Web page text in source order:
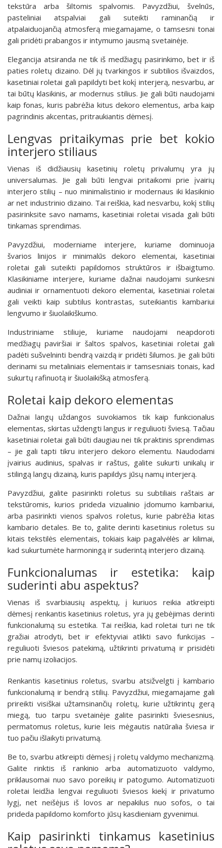
tekstūra arba šiltomis spalvomis. Pavyzdžiui, švelnūs,
pasteliniai atspalviai gali suteikti raminančią ir
atpalaiduojančią atmosferą miegamajame, o tamsesni tonai
gali pridėti prabangos ir intymumo jausmą svetainėje.
Elegancija atsiranda ne tik iš medžiagų pasirinkimo, bet ir iš
paties roletų dizaino. Dėl jų tvarkingos ir subtilios išvaizdos,
kasetiniai roletai gali papildyti bet kokį interjerą, nesvarbu, ar
tai būtų klasikinis, ar modernus stilius. Jie gali būti naudojami
kaip fonas, kuris pabrėžia kitus dekoro elementus, arba kaip
pagrindinis akcentas, pritraukiantis dėmesį.
Lengvas pritaikymas prie bet kokio
interjero stiliaus
Vienas iš didžiausių kasetinių roletų privalumų yra jų
universalumas. Jie gali būti lengvai pritaikomi prie įvairių
interjero stilių – nuo minimalistinio ir modernaus iki klasikinio
ar net industrinio dizaino. Tai reiškia, kad nesvarbu, kokį stilių
pasirinksite savo namams, kasetiniai roletai visada gali būti
tinkamas sprendimas.
Pavyzdžiui, moderniame interjere, kuriame dominuoja
švarios linijos ir minimalūs dekoro elementai, kasetiniai
roletai gali suteikti papildomos struktūros ir išbaigtumo.
Klasikiniame interjere, kuriame dažnai naudojami sunkesni
audiniai ir ornamentuoti dekoro elementai, kasetiniai roletai
gali veikti kaip subtilus kontrastas, suteikiantis kambariui
lengvumo ir šiuolaikiškumo.
Industriniame stiliuje, kuriame naudojami neapdoroti
medžiagų paviršiai ir šaltos spalvos, kasetiniai roletai gali
padėti sušvelninti bendrą vaizdą ir pridėti šilumos. Jie gali būti
derinami su metaliniais elementais ir tamsesniais tonais, kad
sukurtų rafinuotą ir šiuolaikišką atmosferą.
Roletai kaip dekoro elementas
Dažnai langų uždangos suvokiamos tik kaip funkcionalus
elementas, skirtas uždengti langus ir reguliuoti šviesą. Tačiau
kasetiniai roletai gali būti daugiau nei tik praktinis sprendimas
– jie gali tapti tikru interjero dekoro elementu. Naudodami
įvairius audinius, spalvas ir raštus, galite sukurti unikalų ir
stilingą langų dizainą, kuris papildys jūsų namų interjerą.
Pavyzdžiui, galite pasirinkti roletus su subtiliais raštais ar
tekstūromis, kurios prideda vizualinio įdomumo kambariui,
arba pasirinkti vienos spalvos roletus, kurie pabrėžia kitas
kambario detales. Be to, galite derinti kasetinius roletus su
kitais tekstilės elementais, tokiais kaip pagalvėlės ar kilimai,
kad sukurtumėte harmoningą ir suderintą interjero dizainą.
Funkcionalumas ir estetika: kaip
suderinti abu aspektus?
Vienas iš svarbiausių aspektų, į kuriuos reikia atkreipti
dėmesį renkantis kasetinius roletus, yra jų gebėjimas derinti
funkcionalumą su estetika. Tai reiškia, kad roletai turi ne tik
gražiai atrodyti, bet ir efektyviai atlikti savo funkcijas –
reguliuoti šviesos patekimą, užtikrinti privatumą ir prisidėti
prie namų izoliacijos.
Renkantis kasetinius roletus, svarbu atsižvelgti į kambario
funkcionalumą ir bendrą stilių. Pavyzdžiui, miegamajame gali
prireikti visiškai užtamsinančių roletų, kurie užtikrintų gerą
miegą, tuo tarpu svetainėje galite pasirinkti šviesesnius,
permatomus roletus, kurie leis mėgautis natūralia šviesa ir
tuo pačiu išlaikyti privatumą.
Be to, svarbu atkreipti dėmesį į roletų valdymo mechanizmą.
Galite rinktis iš rankinio arba automatizuoto valdymo,
priklausomai nuo savo poreikių ir patogumo. Automatizuoti
roletai leidžia lengvai reguliuoti šviesos kiekį ir privatumo
lygį, net neišėjus iš lovos ar nepakilus nuo sofos, o tai
prideda papildomo komforto jūsų kasdieniam gyvenimui.
Kaip pasirinkti tinkamus kasetinius